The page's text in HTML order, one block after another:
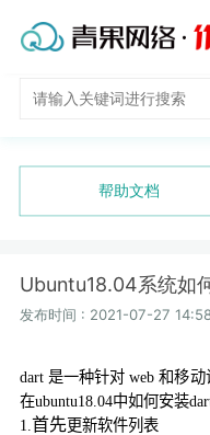
国
短效代理
隧道代理
独享代理
进入控制台
帮助文档
Ubuntu18.04系统如
发布时间 : 2021-07-27
dart 是一种针对web和移动
在ubuntu18.04中如何安装
1. 首先更新软件列表